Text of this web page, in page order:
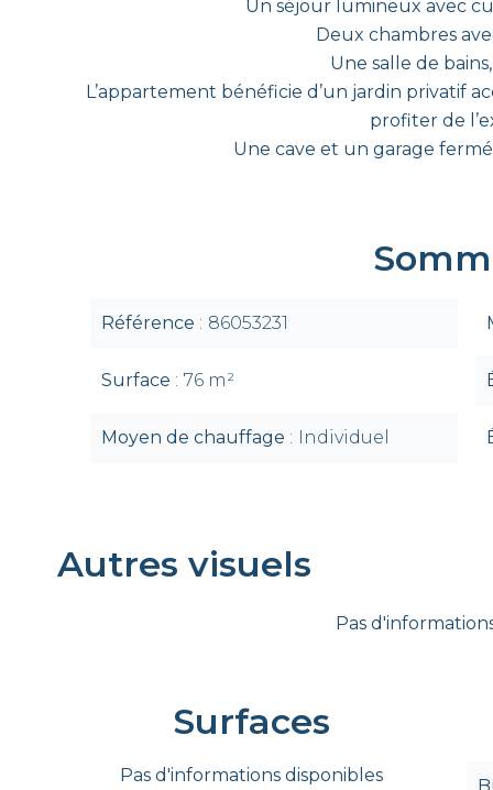
Un séjour lumineux avec
Deux chambres
Une salle de
L’appartement bénéficie d’un jardin privatif
profiter de
Une cave et un garage
Référence 86053231
Surface 76 m²
Moyen de chauffage Individuel
Autres visuels
Pas
Surfaces
Pas d'informations disponibles